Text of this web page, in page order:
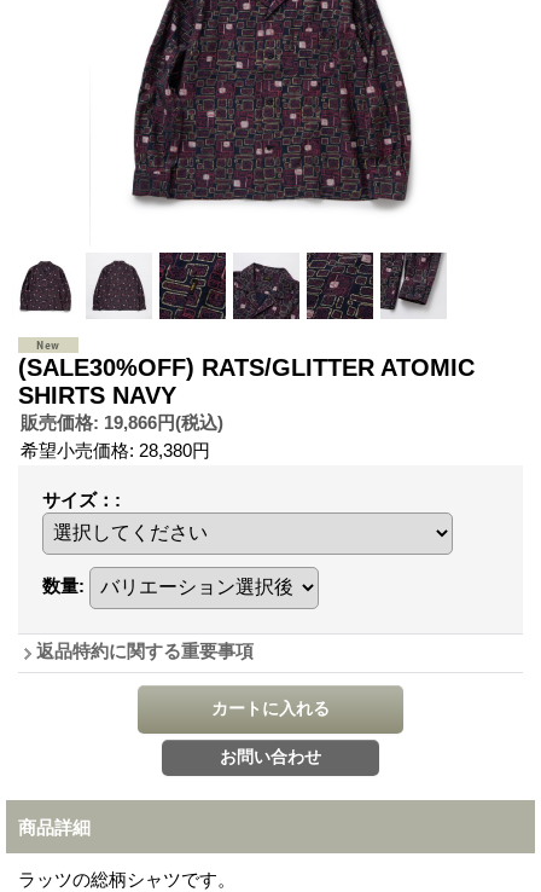
(SALE30%OFF) RATS/GLITTER ATOMIC
SHIRTS NAVY
販売価格: 19,866円(税込)
希望小売価格: 28,380円
サイズ： :
数量:
返品特約に関する重要事項
商品詳細
ラッツの総柄シャツです。